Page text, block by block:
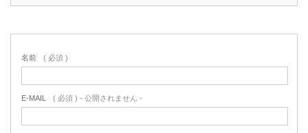
名前 ( 必須 )
E-MAIL ( 必須 ) - 公開されません -